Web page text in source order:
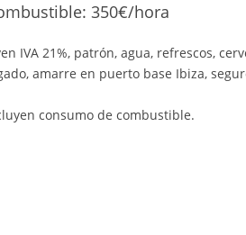
350€/hora
IVA 21%, patrón, agua, refrescos,
amarre en puerto base Ibiza,
consumo de combustible.